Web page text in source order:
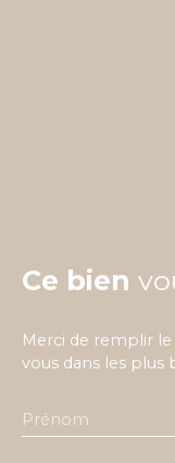
Ce bien
Merci de remplir
vous dans les plus
Prénom